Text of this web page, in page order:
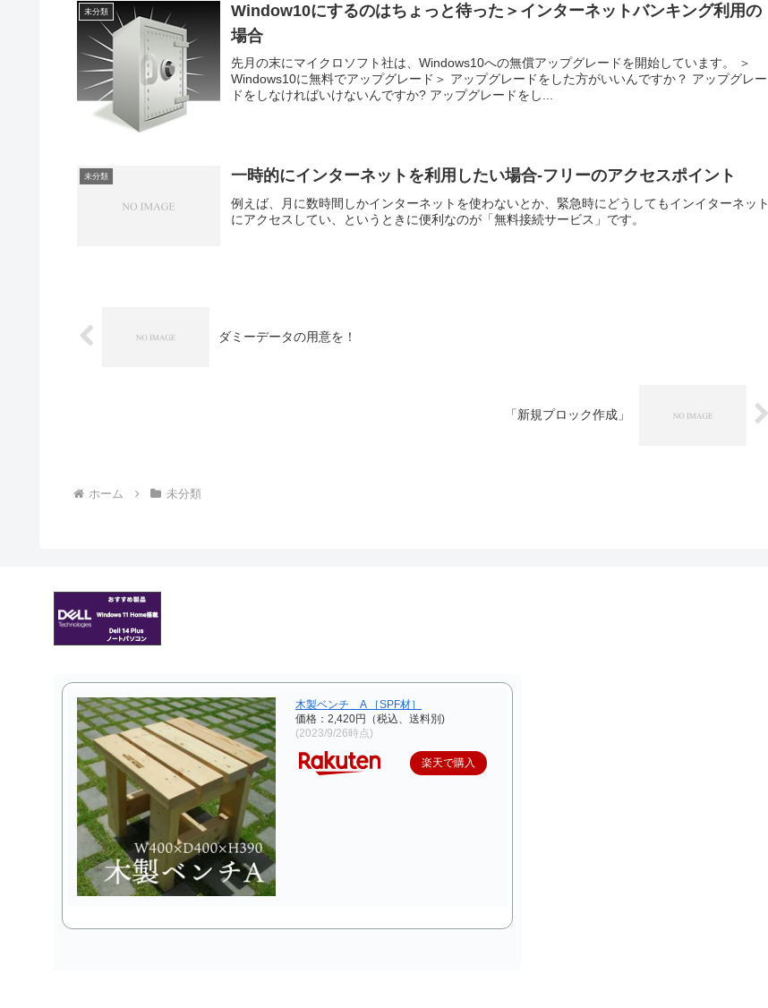
未分類
Window10にするのはちょっと待った＞インターネットバンキング利用の
場合
先月の末にマイクロソフト社は、Windows10への無償アップグレードを開始しています。 ＞
Windows10に無料でアップグレード＞ アップグレードをした方がいいんですか？ アップグレー
ドをしなければいけないんですか? アップグレードをし...
未分類 一時的にインターネットを利用したい場合-フリーのアクセスポイント
例えば、月に数時間しかインターネットを使わないとか、緊急時にどうしてもインイターネット
にアクセスしてい、というときに便利なのが「無料接続サービス」です。
ダミーデータの用意を！
「新規プロック作成」
ホーム 未分類
木製ベンチ A ［SPF材］
価格：2,420円（税込、送料別)
(2023/9/26時点)
楽天で購入